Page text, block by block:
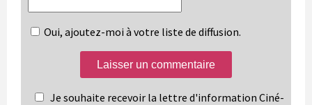
Oui, ajoutez-moi à votre liste de diffusion.
Je souhaite recevoir la lettre d'information Ciné-